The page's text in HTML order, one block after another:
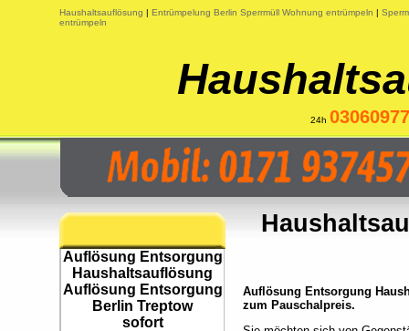
Haushaltsauflösung | Entrümpelung Berlin Sperrmüll Wohnung entrümpeln |
entrümpeln
24h
Auflösung Entsorgung
Haushaltsauflösung
Auflösung Entsorgung
Berlin Treptow
sofort
Auflösung Entsorgung
zum Pauschalpreis.